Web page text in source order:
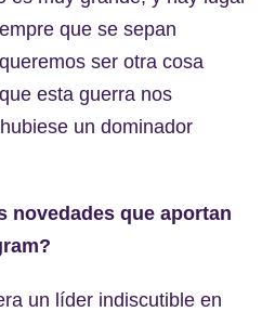
que se sepan
ser otra cosa
esta guerra nos
un dominador
novedades que aportan
un líder indiscutible en